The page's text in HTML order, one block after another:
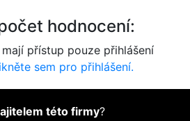
hodnocení:
přístup pouze přihlášení
sem pro přihlášení.
této firmy?